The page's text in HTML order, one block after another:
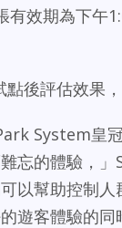
效期為下午
後評估效果，
System皇
忘的體驗，
以幫助控制
遊客體驗的